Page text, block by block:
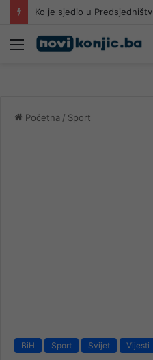
Meni
Početna / Sport
BiH Sport Svijet Vijesti